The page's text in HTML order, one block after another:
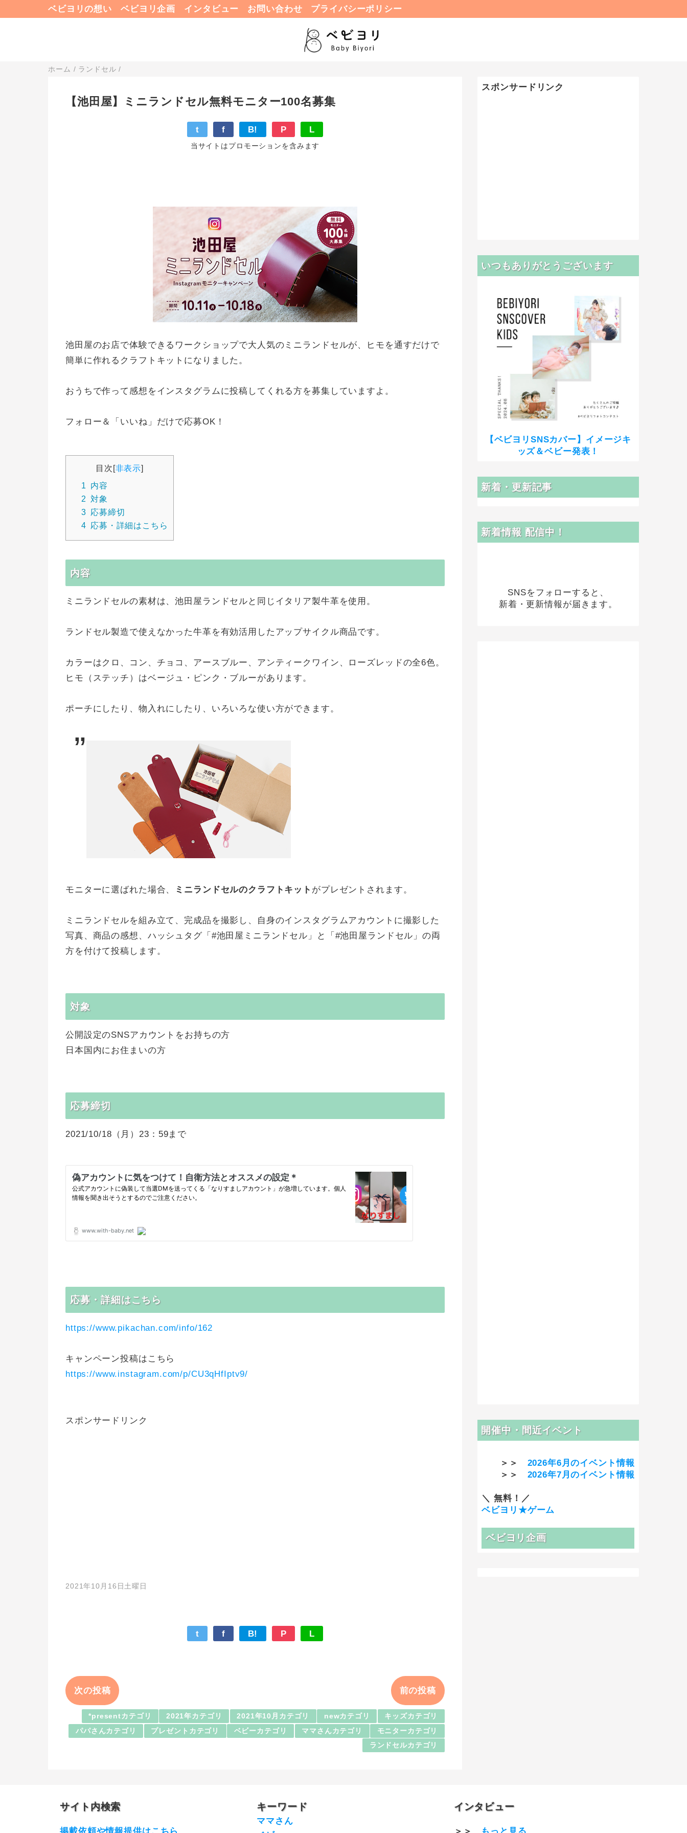
ベビヨリの想い ベビヨリ企画 インタビュー お問い合わせ プライバシーポリシー
ホーム / ランドセル /
【池田屋】ミニランドセル無料モニター100名募集
t f B! P L
当サイトはプロモーションを含みます
池田屋のお店で体験できるワークショップで大人気のミニランドセルが、ヒモを通すだけで
簡単に作れるクラフトキットになりました。
おうちで作って感想をインスタグラムに投稿してくれる方を募集していますよ。
フォロー＆「いいね」だけで応募OK！
目次[非表示]
1
内容
2 対象
3 応募締切
4 応募・詳細はこちら
内容
ミニランドセルの素材は、池田屋ランドセルと同じイタリア製牛革を使用。
ランドセル製造で使えなかった牛革を有効活用したアップサイクル商品です。
カラーはクロ、コン、チョコ、アースブルー、アンティークワイン、ローズレッドの全6色。
ヒモ（ステッチ）はベージュ・ピンク・ブルーがあります。
ポーチにしたり、物入れにしたり、いろいろな使い方ができます。
モニターに選ばれた場合、 ミニランドセルのクラフトキット がプレゼントされます。
ミニランドセルを組み立て、完成品を撮影し、自身のインスタグラムアカウントに撮影した
写真、商品の感想、ハッシュタグ「#池田屋ミニランドセル」と「#池田屋ランドセル」の両
方を付けて投稿します。
対象
公開設定のSNSアカウントをお持ちの方
日本国内にお住まいの方
応募締切
2021/10/18（月）23：59まで
応募・詳細はこちら
https://www.pikachan.com/info/162
キャンペーン投稿はこちら
https://www.instagram.com/p/CU3qHfIptv9/
スポンサードリンク
2021年10月16日土曜日
t f B! P L
次の投稿 前の投稿
*presentカテゴリ 2021年カテゴリ 2021年10月カテゴリ newカテゴリ
キッズカテゴリ
パパさんカテゴリ
プレゼントカテゴリ ベビーカテゴリ ママさんカテゴリ
モニターカテゴリ
ランドセルカテゴリ
スポンサードリンク
いつもありがとうございます
【ベビヨリSNSカバー】イメージキ
ッズ＆ベビー発表！
新着・更新記事
新着情報 配信中！
SNSをフォローすると、
新着・更新情報が届きます。
開催中・間近イベント
＞＞ 2026年6月のイベント情報
＞＞ 2026年7月のイベント情報
＼ 無料！／
ベビヨリ★ゲーム
ベビヨリ企画
サイト内検索 キーワード
ママさん
インタビュー